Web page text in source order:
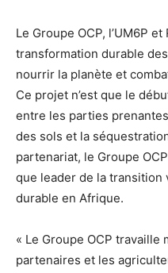
Le Groupe OCP, l’UM6P
transformation durable
nourrir la planète et
Ce projet n’est que le
entre les parties
des sols et la
partenariat, le Groupe
que leader de la
durable en Afrique.
« Le Groupe OCP travaille
partenaires et les